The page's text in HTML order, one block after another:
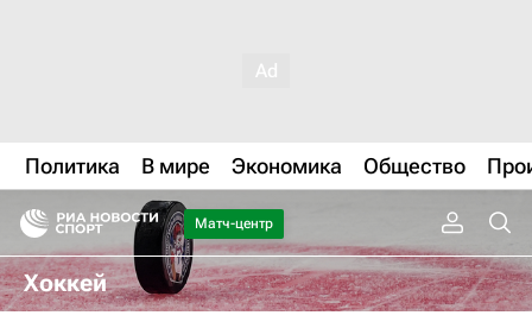
Политика В мире Экономика Общество
Матч-центр
Хоккей